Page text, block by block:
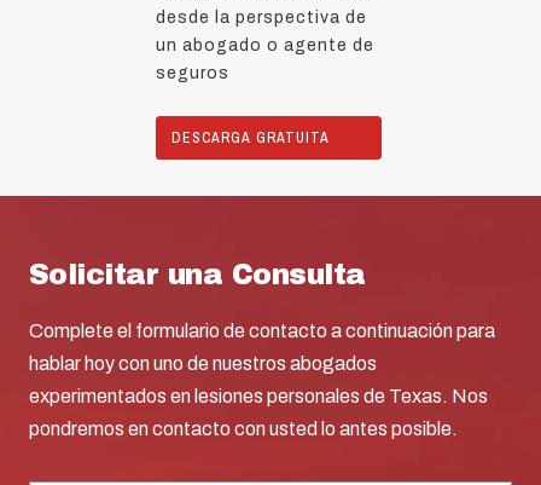
desde la perspectiva de
un abogado o agente de
seguros
DESCARGA GRATUITA
Solicitar una Consulta
Complete el formulario de contacto a continuación para
hablar hoy con uno de nuestros abogados
experimentados en lesiones personales de Texas. Nos
pondremos en contacto con usted lo antes posible.